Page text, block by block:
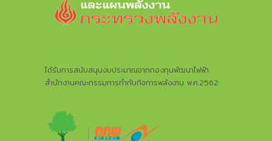
ได้รับการสนับสนุนงบประมาณจากกองทุนพัฒนาไฟฟ้า
สำนักงานคณะกรรมการกำกับกิจการพลังงาน พ.ศ.2562